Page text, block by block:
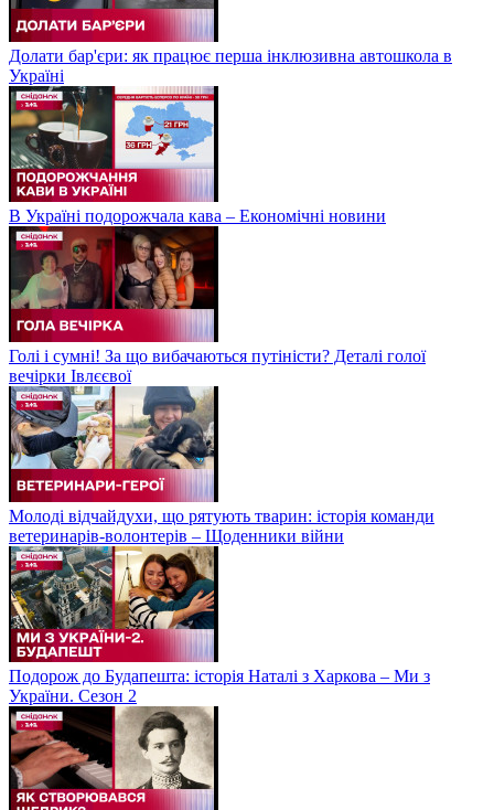
Долати бар'єри: як працює перша інклюзивна автошкола в
Україні
В Україні подорожчала кава – Економічні новини
Голі і сумні! За що вибачаються путіністи? Деталі голої
вечірки Івлєєвої
Молоді відчайдухи, що рятують тварин: історія команди
ветеринарів-волонтерів – Щоденники війни
Подорож до Будапешта: історія Наталі з Харкова – Ми з
України. Сезон 2